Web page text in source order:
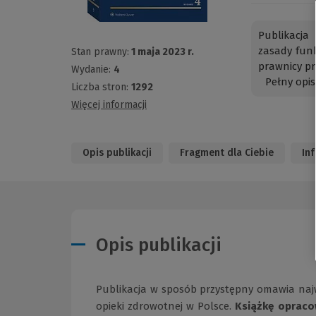
Stan prawny: 1 maja 2023 r.
Wydanie: 4
Liczba stron: 1292
Więcej informacji
Publikacja
zasady
prawnicy
Pełny opis
Opis publikacji Fragment dla Ciebie
Opis publikacji
Publikacja w sposób przystępny omawia
opieki zdrowotnej w Polsce. Książkę